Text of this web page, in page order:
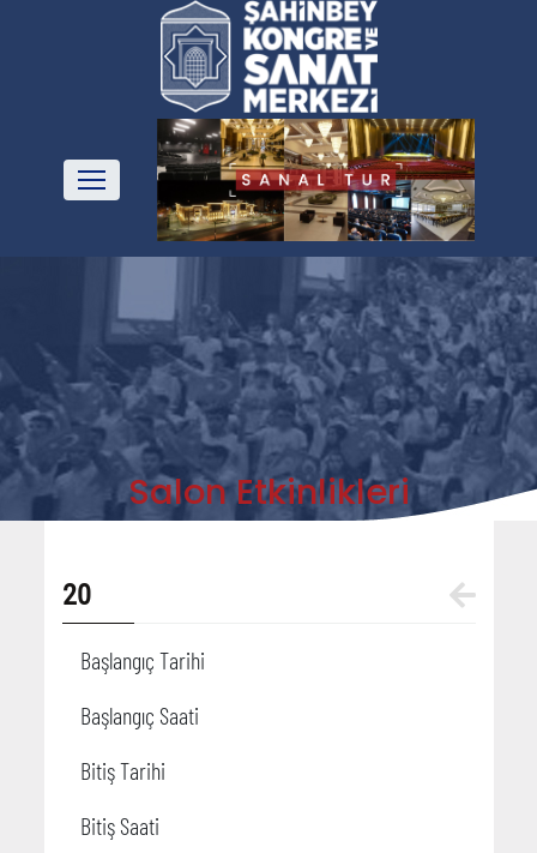
Salon Etkinlikleri
20
Başlangıç Tarihi
Başlangıç Saati
Bitiş Tarihi
Bitiş Saati